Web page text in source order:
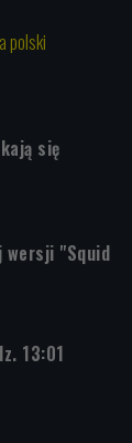
polski
się
wersji "Squid
13:01